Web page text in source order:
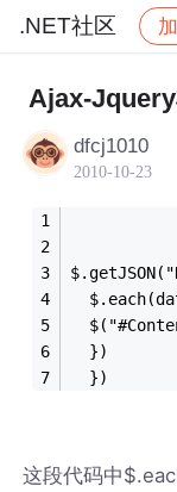
.NET社区
社区 .NET社
Ajax-
dfcj1010
2010-10-23
  })
  })
这段代码中